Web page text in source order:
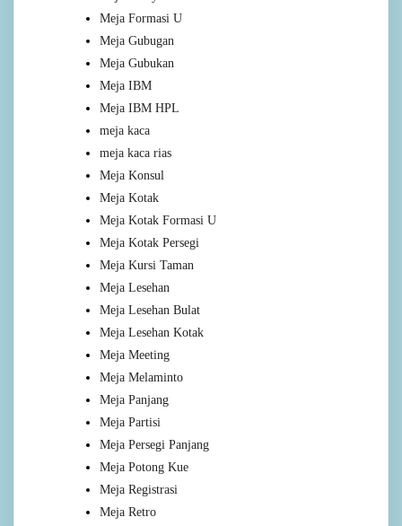
Meja Formasi U
Meja Gubugan
Meja Gubukan
Meja IBM
Meja IBM HPL
meja kaca
meja kaca rias
Meja Konsul
Meja Kotak
Meja Kotak Formasi U
Meja Kotak Persegi
Meja Kursi Taman
Meja Lesehan
Meja Lesehan Bulat
Meja Lesehan Kotak
Meja Meeting
Meja Melaminto
Meja Panjang
Meja Partisi
Meja Persegi Panjang
Meja Potong Kue
Meja Registrasi
Meja Retro